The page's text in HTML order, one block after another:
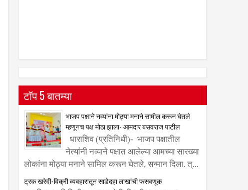
टॉप 5 बातम्या
भाजप पक्षाने नव्यांना मोठ्या मनाने सामील करून घेतले
म्हणूनच पक्ष मोठा झाला- आमदार बसवराज पाटील
धाराशिव (प्रतिनिधी)- भाजप पक्षातील
नेत्यांनी नव्याने पक्षात आलेल्या आमच्या सारख्या
लोकांना मोठ्या मनाने सामिल करून घेतले, सन्मान दिला. त्...
ट्रक खरेदी-विक्री व्यवहारातून साडेदहा लाखांची फसवणूक